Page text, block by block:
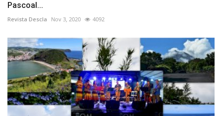
Pascoal...
Revista Descla Nov 3, 2020 4092